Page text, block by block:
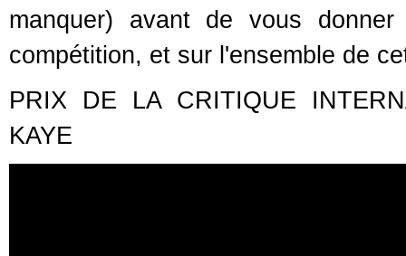
manquer) avant de vous
compétition, et sur l'ensemble de
PRIX DE LA CRITIQUE
KAYE